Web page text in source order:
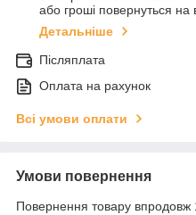
або гроші повернуться на
Детальніше
Післяплата
Оплата на рахунок
Всі умови оплати
Умови повернення
Повернення товару впродовж